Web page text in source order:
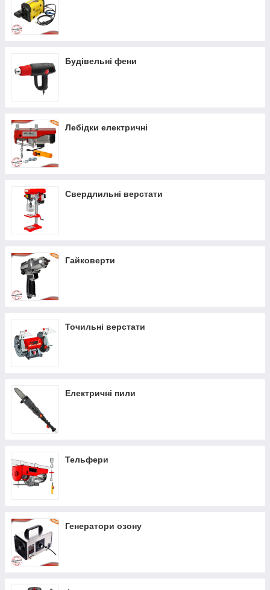
Будівельні фени
Лебідки електричні
Свердлильні верстати
Гайковерти
Точильні верстати
Електричні пили
Тельфери
Генератори озону